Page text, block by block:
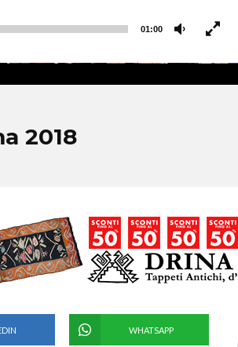
01:00
2018
WHATSAPP